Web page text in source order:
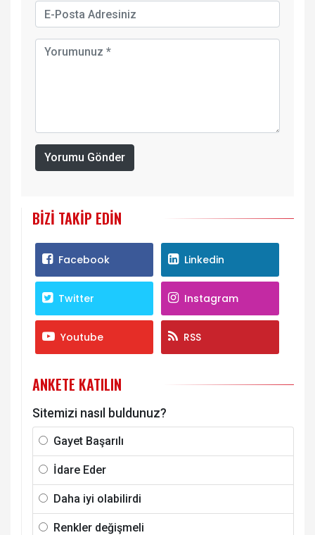
Yorumu Gönder
BIZI TAKIP EDIN
Facebook Linkedin
Twitter Instagram
Youtube RSS
ANKETE KATILIN
Sitemizi nasıl buldunuz?
Gayet Başarılı
İdare Eder
Daha iyi olabilirdi
Renkler değişmeli